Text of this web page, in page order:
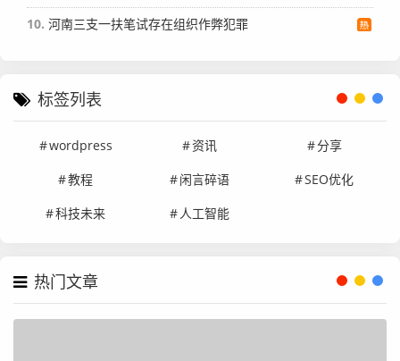
10 河南三支一扶笔试存在组织作弊犯罪
标签列表
wordpress 资讯
分享
教程
闲言碎语
SEO优化
科技未来
人工智能
热门文章